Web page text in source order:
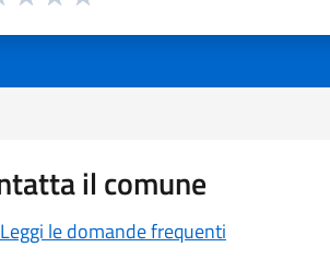
il comune
Leggi le domande frequenti